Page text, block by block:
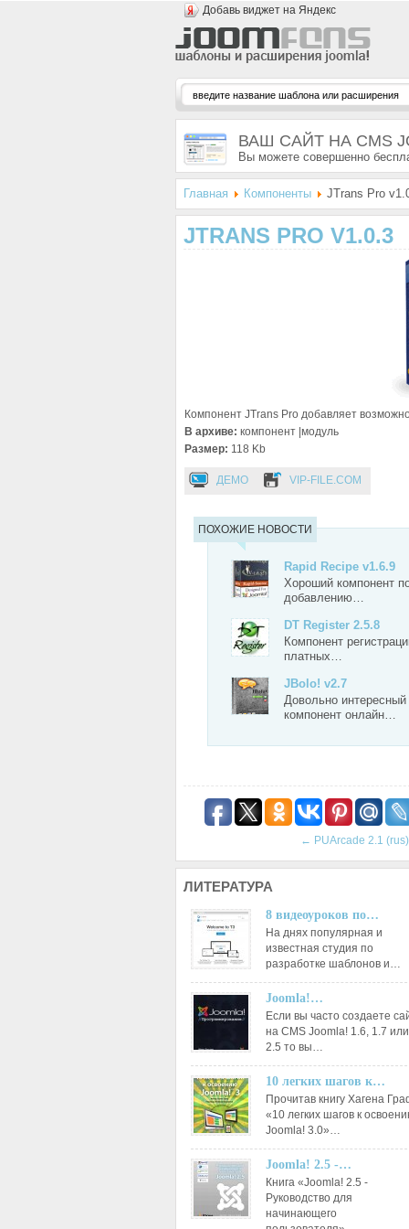
Добавь виджет на Яндекс
ВАШ САЙТ НА CMS
Вы можете совершенно
Главная Компоненты JTrans Pro
JTRANS PRO V1.0.3
Компонент JTrans Pro добавляет
В архиве: компонент |модуль
Размер: 118 Kb
ДЕМО VIP-FILE.COM
ПОХОЖИЕ НОВОСТИ
Rapid Recipe v1.6.9
Хороший компонент
добавлению…
DT Register 2.5.8
Компонент
платных…
JBolo! v2.7
Довольно интересный
компонент онлайн…
← PUArcade 2.1 (rus)
ЛИТЕРАТУРА
8 видеоуроков по…
На днях популярная и
известная студия по
разработке шаблонов и…
Joomla!…
Если вы часто создаете
на CMS Joomla! 1.6, 1.7 или
2.5 то вы…
10 легких шагов к…
Прочитав книгу Хагена
«10 легких шагов к
Joomla! 3.0»…
Joomla! 2.5 -…
Книга «Joomla! 2.5 -
Руководство для
начинающего